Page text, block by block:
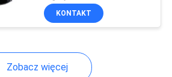
KONTAKT
Zobacz więcej